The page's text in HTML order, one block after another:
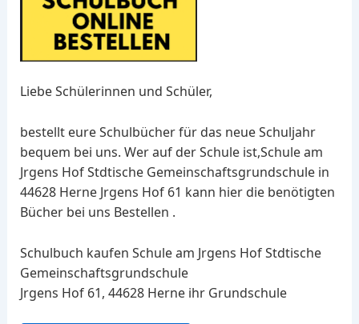
Liebe Schülerinnen und Schüler,
bestellt eure Schulbücher für das neue Schuljahr
bequem bei uns. Wer auf der Schule ist,Schule am
Jrgens Hof Stdtische Gemeinschaftsgrundschule in
44628 Herne Jrgens Hof 61 kann hier die benötigten
Bücher bei uns Bestellen .
Schulbuch kaufen Schule am Jrgens Hof Stdtische
Gemeinschaftsgrundschule
Jrgens Hof 61, 44628 Herne ihr Grundschule